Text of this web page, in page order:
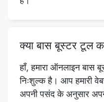
निःशुल्क है। आप हमारी
अपनी पसंद के अनुसार
बार चाहें उतनी बार बढ़ा